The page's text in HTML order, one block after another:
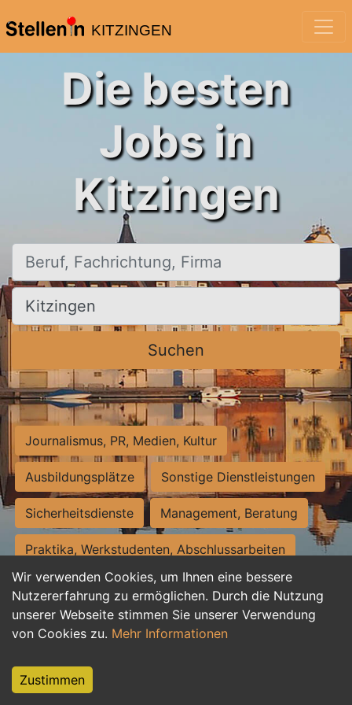
KITZINGEN
Wir verwenden Cookies, um Ihnen eine bessere
Nutzererfahrung zu ermöglichen. Durch die Nutzung
unserer Webseite stimmen Sie unserer Verwendung
von Cookies zu. Mehr Informationen
Zustimmen
Die besten
Jobs in
Kitzingen
Beruf, Fachrichtung, Firma
Ort, Stadt
Suchen
Journalismus, PR, Medien, Kultur
Ausbildungsplätze Sonstige Dienstleistungen
Sicherheitsdienste Management, Beratung
Praktika, Werkstudenten, Abschlussarbeiten
Personalwesen Assistenz, Sekretariat
Hilfskräfte, Aushilfs- und Nebenjobs
Weiterbildung, Studium, duale Ausbildung